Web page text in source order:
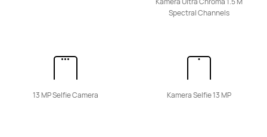
HUAWEI Pura 80 Pro
13 MP Selfie Camera
Spectral Channels
Kamera Selfie 13 MP